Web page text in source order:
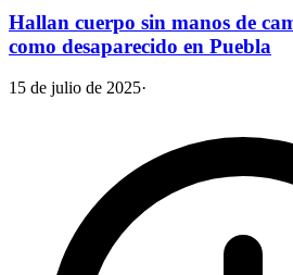
Hallan cuerpo sin manos de
como desaparecido en Puebla
15 de julio de 2025·